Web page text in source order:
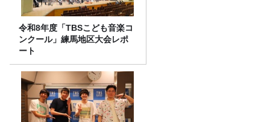
令和8年度「TBSこども音楽コ
ンクール」練馬地区大会レポ
ート